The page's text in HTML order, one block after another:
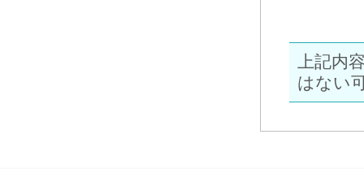
上記内
はない